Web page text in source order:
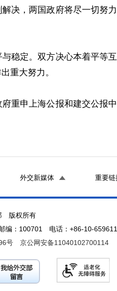
，两国政府将尽一切努
定。双方决心本着平等互
重大努力。
申上海公报和建交公报
外交新媒体 重要链
版权所有
编：100701 电话：+86-10-
号 京公网安备11040102700114